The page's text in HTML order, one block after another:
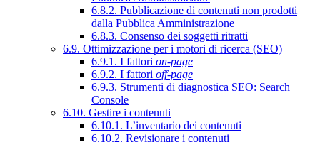
6.8.2. Pubblicazione di contenuti non prodotti
dalla Pubblica Amministrazione
6.8.3. Consenso dei soggetti ritratti
6.9. Ottimizzazione per i motori di ricerca (SEO)
6.9.1. I fattori on-page
6.9.2. I fattori off-page
6.9.3. Strumenti di diagnostica SEO: Search
Console
6.10. Gestire i contenuti
6.10.1. L’inventario dei contenuti
6.10.2. Revisionare i contenuti